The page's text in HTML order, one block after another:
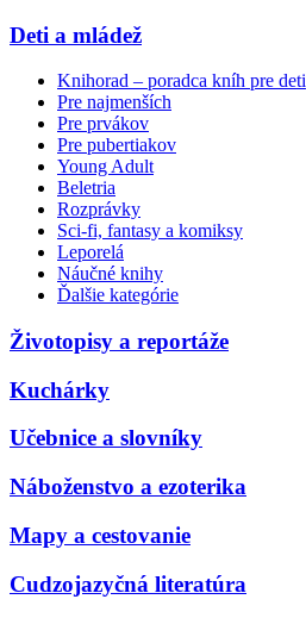
Deti a mládež
Knihorad – poradca kníh pre deti
Pre najmenších
Pre prvákov
Pre pubertiakov
Young Adult
Beletria
Rozprávky
Sci-fi, fantasy a komiksy
Leporelá
Náučné knihy
Ďalšie kategórie
Životopisy a reportáže
Kuchárky
Učebnice a slovníky
Náboženstvo a ezoterika
Mapy a cestovanie
Cudzojazyčná literatúra